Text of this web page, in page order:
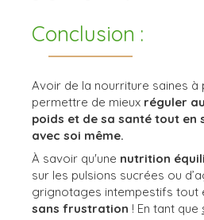
Conclusion :
Avoir de la nourriture saines à
permettre de mieux réguler
poids et de sa santé tout en
avec soi même.
À savoir qu'une nutrition
sur les pulsions sucrées ou
grignotages intempestifs tout
sans frustration ! En tant que